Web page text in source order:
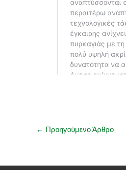
← Προηγούμενο Άρθρο